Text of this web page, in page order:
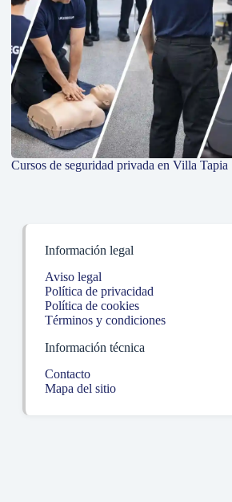
Cursos de seguridad privada en Villa Tapia
Información legal
Aviso legal
Política de privacidad
Política de cookies
Términos y condiciones
Información técnica
Contacto
Mapa del sitio